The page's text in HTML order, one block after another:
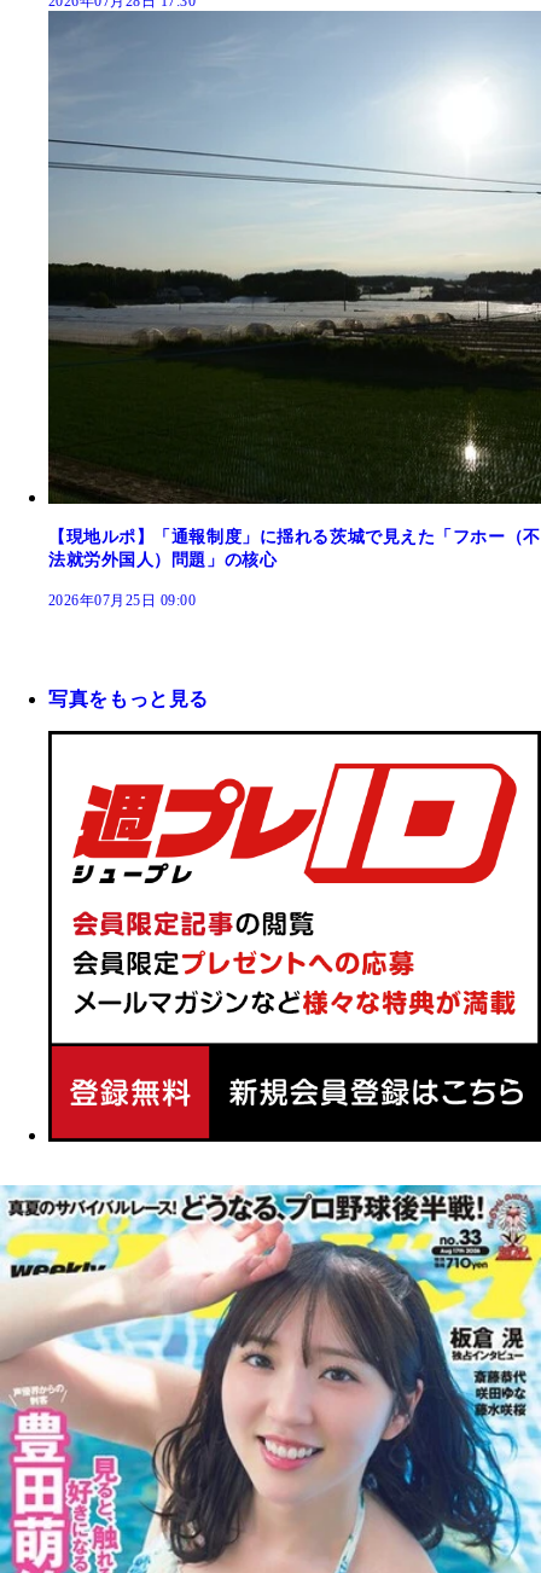
【現地ルポ】「通報制度」に揺れる茨城で見えた「フホー（不
法就労外国人）問題」の核心
2026年07月25日 09:00
写真をもっと見る